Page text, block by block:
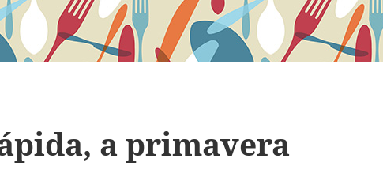
a primavera